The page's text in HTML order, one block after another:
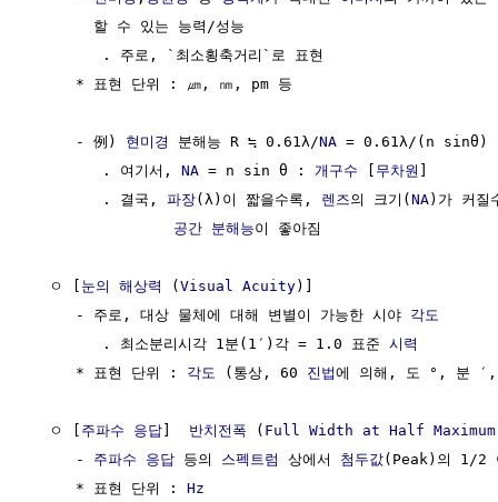
       할 수 있는 능력/성능
        . 주로, `최소횡축거리`로 표현
     * 표현 단위 : ㎛, ㎚, pm 등
     - 例)
현미경 분해능 R ≒ 0.61λ/NA = 0.61λ/(n sinθ)
        . 여기서,
NA = n sin θ : 개구수 [ 무차원 ]
        . 결국,
파장(λ)이 짧을수록, 렌즈의 크기(NA)가 커질
공간 분해능이 좋아짐
  ㅇ [
눈의 해상력 (Visual Acuity)]
     - 주로, 대상 물체에 대해 변별이 가능한 시야
각도
        . 최소분리시각 1분(1′)각 = 1.0 표준
시력
     * 표현 단위 :
각도 (통상, 60 진법에 의해, 도 °, 분
  ㅇ [
주파수 응답] 반치전폭 ( Full Width at Half Maximum
     -
주파수 응답 등의 스펙트럼 상에서 첨두값(Peak)의 1/2
     * 표현 단위 :
Hz